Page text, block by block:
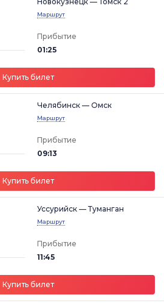
Маршрут
Прибытие
01:25
Купить билет
Челябинск — Омск
Маршрут
Прибытие
09:13
Купить билет
Уссурийск — Туманган
Маршрут
Прибытие
11:45
Купить билет